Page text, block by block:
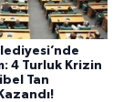
4 Turluk Krizin
Tan